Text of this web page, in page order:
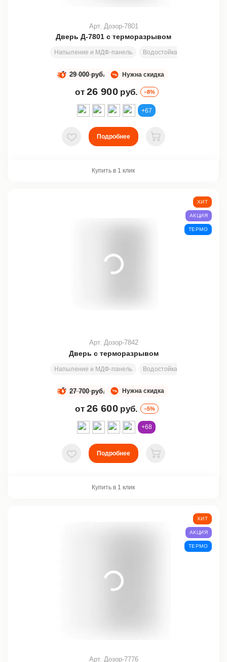
Дверь Д-7801 с терморазрывом
Напыление и МДФ-панель Водостойкая
Арт. Дозор-7801
Нужна скидка
29 000 руб.
от 26 900 руб. –8%
+67
В избранное
Подробнее
В корзину
Купить в 1 клик
Дверь с терморазрывом
Напыление и МДФ-панель Водостойкая
Арт. Дозор-7842
Нужна скидка
27 700 руб.
от 26 600 руб. –5%
ХИТ
АКЦИЯ
ТЕРМО
+68
В избранное
Подробнее
В корзину
Купить в 1 клик
Арт. Дозор-7776
ХИТ
АКЦИЯ
ТЕРМО